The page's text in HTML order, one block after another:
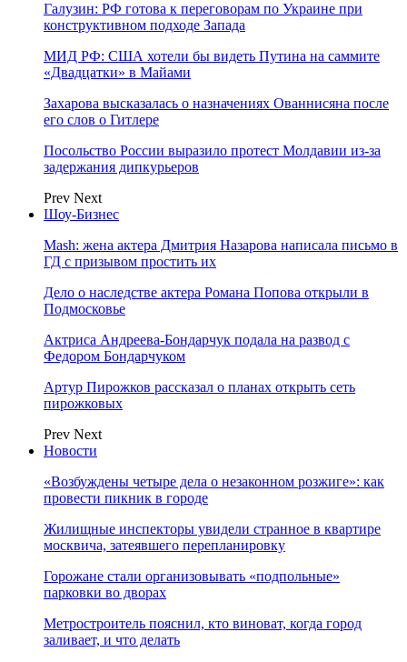
Галузин: РФ готова к переговорам по Украине при
конструктивном подходе Запада
МИД РФ: США хотели бы видеть Путина на саммите
«Двадцатки» в Майами
Захарова высказалась о назначениях Ованнисяна после
его слов о Гитлере
Посольство России выразило протест Молдавии из-за
задержания дипкурьеров
Prev Next
Шоу-Бизнес
Mash: жена актера Дмитрия Назарова написала письмо в
ГД с призывом простить их
Дело о наследстве актера Романа Попова открыли в
Подмосковье
Актриса Андреева-Бондарчук подала на развод с
Федором Бондарчуком
Артур Пирожков рассказал о планах открыть сеть
пирожковых
Prev Next
Новости
«Возбуждены четыре дела о незаконном розжиге»: как
провести пикник в городе
Жилищные инспекторы увидели странное в квартире
москвича, затеявшего перепланировку
Горожане стали организовывать «подпольные»
парковки во дворах
Метростроитель пояснил, кто виноват, когда город
заливает, и что делать